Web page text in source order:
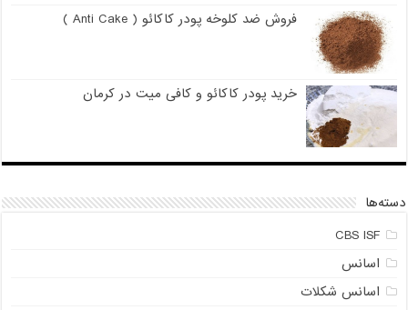
فروش ضد کلوخه پودر کاکائو ( Anti Cake )
خرید پودر کاکائو و کافی میت در کرمان
دسته‌ها
CBS ISF
اسانس
اسانس شکلات